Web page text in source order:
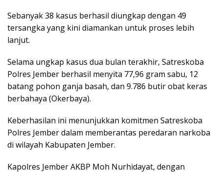
Sebanyak 38 kasus berhasil diungkap dengan 49
tersangka yang kini diamankan untuk proses lebih
lanjut.
Selama ungkap kasus dua bulan terakhir, Satreskoba
Polres Jember berhasil menyita 77,96 gram sabu, 12
batang pohon ganja basah, dan 9.786 butir obat keras
berbahaya (Okerbaya).
Keberhasilan ini menunjukkan komitmen Satreskoba
Polres Jember dalam memberantas peredaran narkoba
di wilayah Kabupaten Jember.
Kapolres Jember AKBP Moh Nurhidayat, dengan